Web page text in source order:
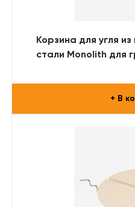
Корзина для угля
стали Monolith для
+ В